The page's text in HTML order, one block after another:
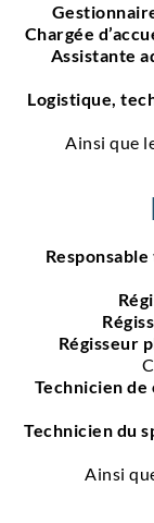
Chargée
Assistante
Logistique,
Ainsi que
Régisseur
Technicien de
Technicien du
Ainsi